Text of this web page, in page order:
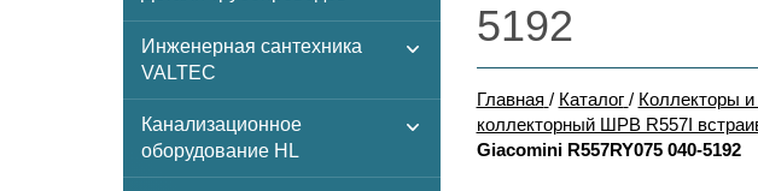
Инженерная сантехника
VALTEC
Канализационное
оборудование HL
5192
Главная / Каталог / Коллекторы
коллекторный ШРВ R557I
Giacomini R557RY075 040-5192